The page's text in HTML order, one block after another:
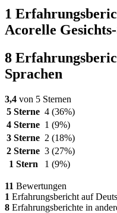
1
Acorelle
8
Sprachen
3,4 von 5 Sternen
5 Sterne 4 (36%)
4 Sterne 1 (9%)
3 Sterne 2 (18%)
2 Sterne 3 (27%)
1 Stern
1 (9%)
11 Bewertungen
1 Erfahrungsbericht auf
8 Erfahrungsberichte in